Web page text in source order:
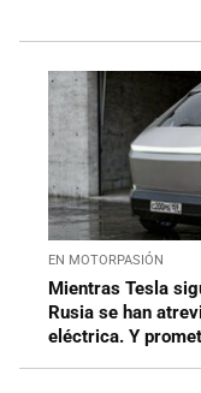
EN MOTORPASIÓN
Mientras Tesla
Rusia se han
eléctrica. Y